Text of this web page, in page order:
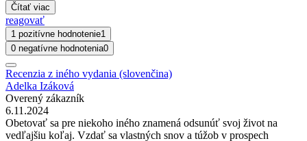
Čítať viac
reagovať
1 pozitívne hodnotenie1
0 negatívne hodnotenia0
Recenzia z iného vydania (slovenčina)
Adelka Izáková
Overený zákazník
6.11.2024
Obetovať sa pre niekoho iného znamená odsunúť svoj život na
vedľajšiu koľaj. Vzdať sa vlastných snov a túžob v prospech